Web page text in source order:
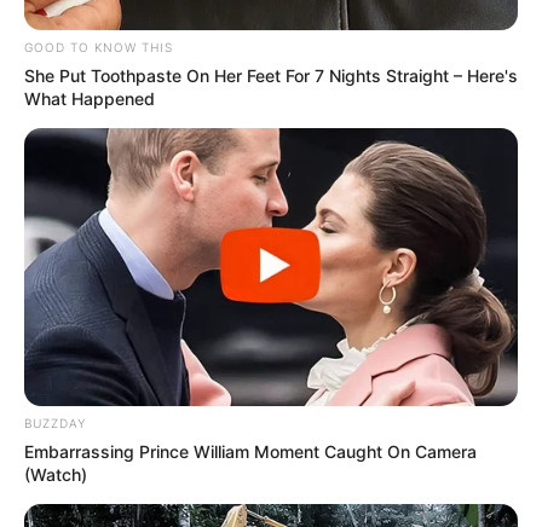
GOOD TO KNOW THIS
She Put Toothpaste On Her Feet For 7 Nights Straight – Here's
What Happened
BUZZDAY
Embarrassing Prince William Moment Caught On Camera
(Watch)